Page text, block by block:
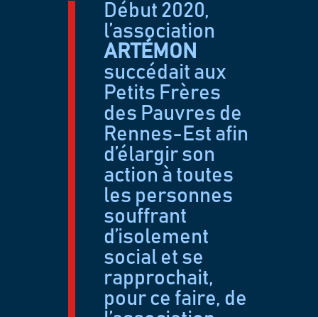
;
Début 2020,
l’association
ARTÉMON
succédait aux
Petits Frères
des Pauvres de
Rennes-Est afin
d’élargir son
action à toutes
les personnes
souffrant
d’isolement
social et se
rapprochait,
pour ce faire, de